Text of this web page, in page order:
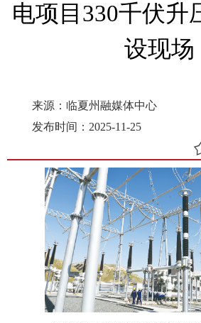
电项目330千伏升
设现场
来源：临夏州融媒体中心
发布时间：2025-11-25